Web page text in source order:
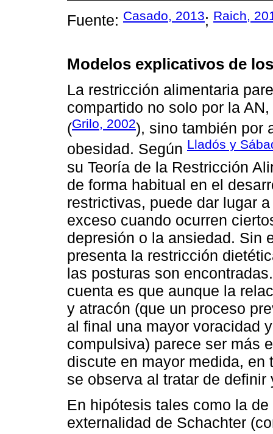
Fuente: Casado, 2013; Raich,
Modelos explicativos de
La restricción alimentaria
compartido no solo por la
(Grilo, 2002), sino también por
obesidad. Según Lladós y
su Teoría de la Restricción
de forma habitual en el
restrictivas, puede dar lugar
exceso cuando ocurren
depresión o la ansiedad. Sin
presenta la restricción
las posturas son
cuenta es que aunque la
y atracón (que un proceso
al final una mayor voracidad
compulsiva) parece ser más
discute en mayor medida,
se observa al tratar de
En hipótesis tales como la
externalidad de Schachter